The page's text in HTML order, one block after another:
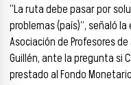
“La ruta debe pasar por
problemas (país)”, señaló
Asociación de Profesores
Guillén, ante la pregunta si
prestado al Fondo